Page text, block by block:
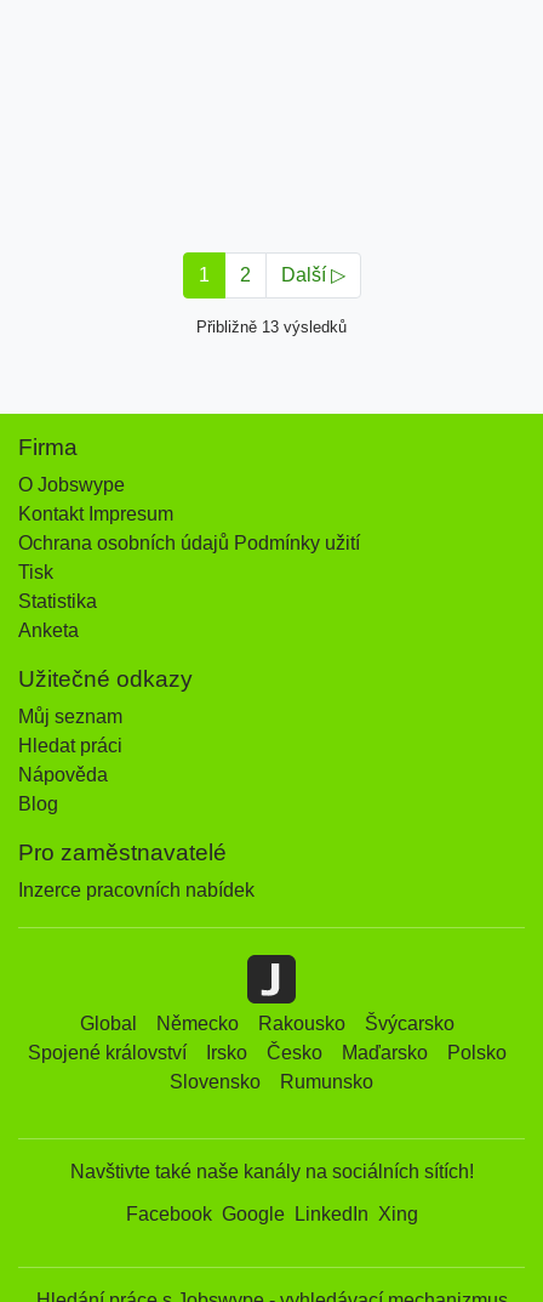
1 2 Další ▷
Přibližně 13 výsledků
Firma
O Jobswype
Kontakt Impresum
Ochrana osobních údajů Podmínky užití
Tisk
Statistika
Anketa
Užitečné odkazy
Můj seznam
Hledat práci
Nápověda
Blog
Pro zaměstnavatelé
Inzerce pracovních nabídek
Global Německo Rakousko
Švýcarsko
Spojené království
Irsko Česko Maďarsko
Polsko
Slovensko
Rumunsko
Navštivte také naše kanály na sociálních sítích!
Facebook Google LinkedIn Xing